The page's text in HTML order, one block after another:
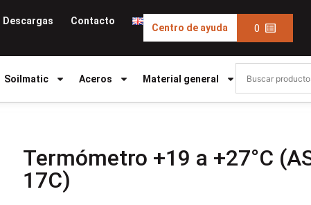
Descargas Contacto
Centro de ayuda 0
Soilmatic Aceros Material general
Termómetro +19 a +27°C
17C)